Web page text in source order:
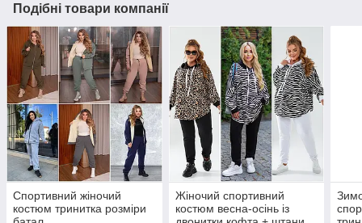
Подібні товари компанії
Спортивний жіночий
костюм тринитка розміри
Жіночий спортивний
костюм весна-осінь із